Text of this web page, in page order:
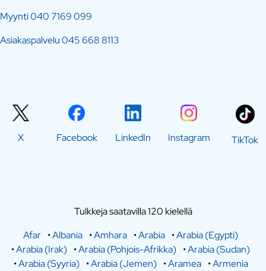
Myynti040 7169 099
Asiakaspalvelu045 668 8113
X Facebook LinkedIn Instagram TikTok
Tulkkeja saatavilla 120 kielellä
Afar •Albania •Amhara •Arabia •Arabia (Egypti)
•Arabia (Irak) •Arabia (Pohjois-Afrikka) •Arabia (Sudan)
•Arabia (Syyria) •Arabia (Jemen) •Aramea •Armenia